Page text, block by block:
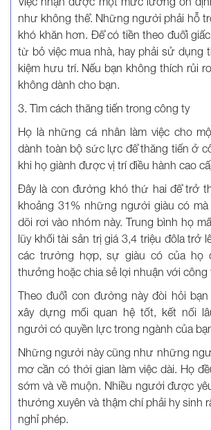
như không thể. Những người phải hỗ
khó khăn hơn. Để có tiền theo đuổi
từ bỏ việc mua nhà, hay phải sử dụng
kiệm hưu trí. Nếu bạn không thích rủi
không dành cho bạn.
3. Tìm cách thăng tiến trong công ty
Họ là những cá nhân làm việc cho
dành toàn bộ sức lực để thăng tiến ở
khi họ giành được vị trí điều hành cao
Đây là con đường khó thứ hai để trở
khoảng 31% những người giàu có mà
dõi rơi vào nhóm này. Trung bình họ
lũy khối tài sản trị giá 3,4 triệu đôla trở
các trường hợp, sự giàu có của họ
thưởng hoặc chia sẻ lợi nhuận với công
Theo đuổi con đường này đòi hỏi
xây dựng mối quan hệ tốt, kết nối
người có quyền lực trong ngành của
Những người này cũng như những
mơ cần có thời gian làm việc dài. Họ
sớm và về muộn. Nhiều người được
thường xuyên và thậm chí phải hy sinh
nghỉ phép.